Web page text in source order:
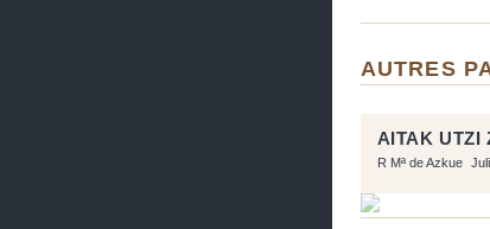
AUTRES
AITAK UTZI
R Mª de Azkue